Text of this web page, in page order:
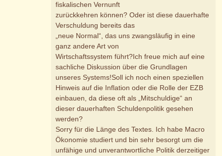
fiskalischen Vernunft
zurückkehren können? Oder ist diese dauerhafte
Verschuldung bereits das
„neue Normal“, das uns zwangsläufig in eine
ganz andere Art von
Wirtschaftssystem führt?Ich freue mich auf eine
sachliche Diskussion über die Grundlagen
unseres Systems!Soll ich noch einen speziellen
Hinweis auf die Inflation oder die Rolle der EZB
einbauen, da diese oft als „Mitschuldige“ an
dieser dauerhaften Schuldenpolitik gesehen
werden?
Sorry für die Länge des Textes. Ich habe Macro
Ökonomie studiert und bin sehr besorgt um die
unfähige und unverantwortliche Politik derzeitiger